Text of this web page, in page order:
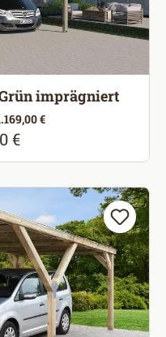
imprägniert
€
Preis:
€